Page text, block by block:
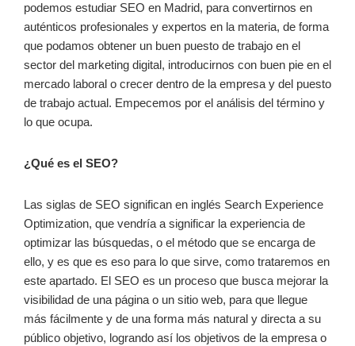
podemos estudiar SEO en Madrid, para convertirnos en
auténticos profesionales y expertos en la materia, de forma
que podamos obtener un buen puesto de trabajo en el
sector del marketing digital, introducirnos con buen pie en el
mercado laboral o crecer dentro de la empresa y del puesto
de trabajo actual. Empecemos por el análisis del término y
lo que ocupa.
¿Qué es el SEO?
Las siglas de SEO significan en inglés Search Experience
Optimization, que vendría a significar la experiencia de
optimizar las búsquedas, o el método que se encarga de
ello, y es que es eso para lo que sirve, como trataremos en
este apartado. El SEO es un proceso que busca mejorar la
visibilidad de una página o un sitio web, para que llegue
más fácilmente y de una forma más natural y directa a su
público objetivo, logrando así los objetivos de la empresa o